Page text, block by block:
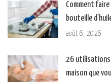
Comment
bouteille
août 6, 2026
26 utilisations
maison que